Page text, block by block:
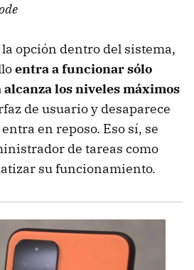
opción dentro del sistema,
entra a funcionar sólo
los niveles máximos
de usuario y desaparece
en reposo. Eso sí, se
de tareas como
su funcionamiento.